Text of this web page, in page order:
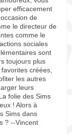
efficacement
de
le directeur de
comme le
sociales
sont
toujours plus
créées,
les autres
leurs
folie des Sims
! Alors à
Sims dans
? --Vincent